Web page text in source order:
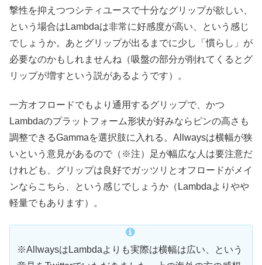
撃性を抑えつつシティユースで十分なグリップが欲しい、
という場合はLambdaは非常に好感度が高い、という感じ
でしょうか。あとグリップが出るまでに少し「慣らし」が
必要なのかもしれませんね（吸盤の部分が削れてくるとグ
リップが増すという説があるようです）。
一方オフロードでもより通用するグリップで、かつ
Lambdaのプラットフォーム形状が好みならピンの高さも
調整できるGammaを選択肢に入れる。Allwaysは横幅が狭
いという意見があるので（※注）足が幅広な人は要注意だ
けれども、グリップは良好でガッツリとオフロードがメイ
ンならこちら、という感じでしょうか（Lambdaよりやや
軽量でもあります）。
※AllwaysはLambdaよりも実際は横幅は広い、という